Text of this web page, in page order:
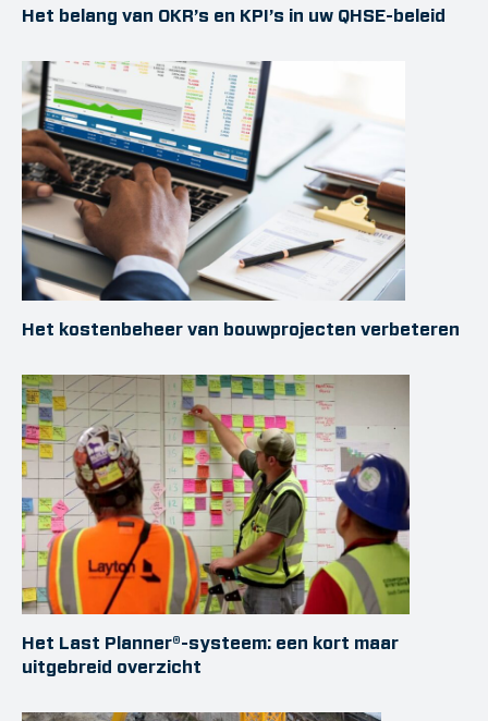
Het belang van OKR’s en KPI’s in uw QHSE-beleid
Het kostenbeheer van bouwprojecten verbeteren
Het Last Planner®-systeem: een kort maar
uitgebreid overzicht